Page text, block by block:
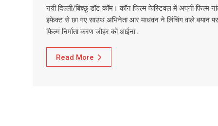
नयी दिल्ली/बिच्छू डॉट कॉम। कॉन फिल्म फेस्टिवल में अपनी फिल्म
इफेक्ट से छा गए साउथ अभिनेता आर माधवन ने लिंचिंग वाले बयान पर
फिल्म निर्माता करण जौहर को आईना…
Read More